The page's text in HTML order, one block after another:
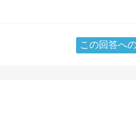
この回答へ